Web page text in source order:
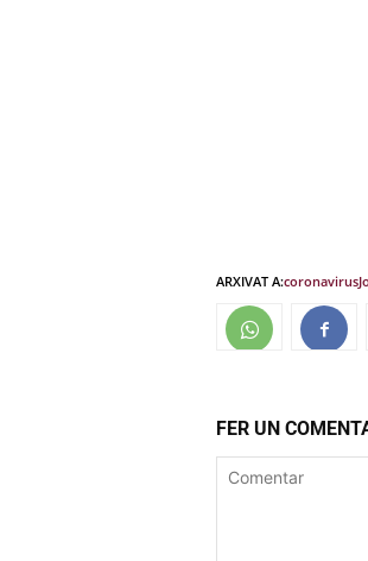
ARXIVAT A:coronavirus
FER UN